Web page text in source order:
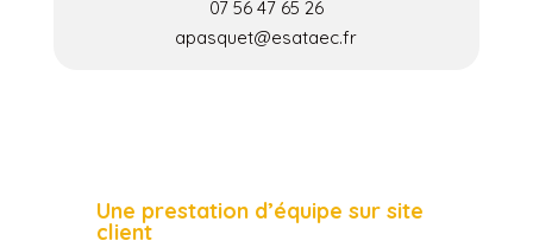
07 56 47 65 26
apasquet@esataec.fr
Une prestation d’équipe sur site
client